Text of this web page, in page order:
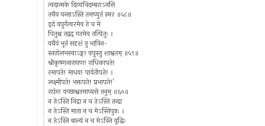
त्वदात्मके दिव्यचिदम्बराऽनसि
तथैव यन्ताऽस्ति तमच्युतं स्मर ॥५८॥
इदं वपुर्गत्वरमेव ते च मे
पितुश्च तद्वद् गतमेव तत्पितुः ।
यथैवं भूतं सदृशं तु भाविन-
स्ततोलभस्वाऽङ्ग! वपुस्तु शाश्वतम् ॥५९॥
श्रीकृष्णनारायण! राधिकापते!
रमापते! माधव! पार्वतीपते! ।
लक्ष्मीपते! भक्तपते! प्रभापते!'
रटांग! यच्छाश्वतमाप्यसे तनुम् ॥६०॥
न तेऽस्ति निद्रा न च तेऽस्ति तन्द्रा
न तेऽस्ति माता न च मेऽस्तिपुत्रः ।
न तेऽस्ति बाल्यं न च मेऽस्ति वृद्धिः